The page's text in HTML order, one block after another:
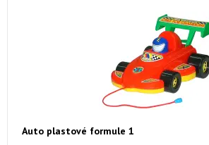
Auto plastové formule 1